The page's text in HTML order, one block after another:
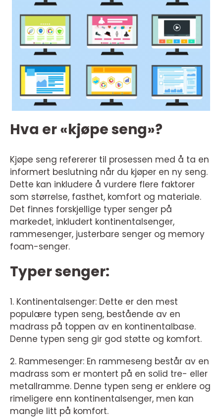
Hva er «kjøpe seng»?
Kjøpe seng refererer til prosessen med å ta en
informert beslutning når du kjøper en ny seng.
Dette kan inkludere å vurdere flere faktorer
som størrelse, fasthet, komfort og materiale.
Det finnes forskjellige typer senger på
markedet, inkludert kontinentalsenger,
rammesenger, justerbare senger og memory
foam-senger.
Typer senger:
1. Kontinentalsenger: Dette er den mest
populære typen seng, bestående av en
madrass på toppen av en kontinentalbase.
Denne typen seng gir god støtte og komfort.
2. Rammesenger: En rammeseng består av en
madrass som er montert på en solid tre- eller
metallramme. Denne typen seng er enklere og
rimeligere enn kontinentalsenger, men kan
mangle litt på komfort.